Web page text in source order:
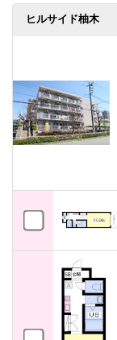
ヒルサイド柚木